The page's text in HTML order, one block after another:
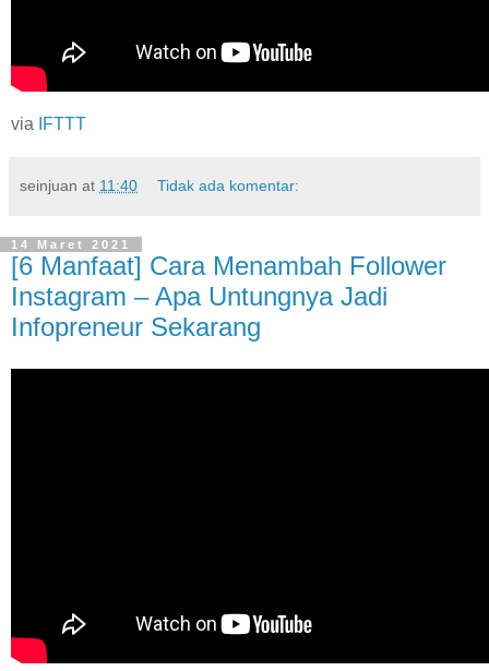
via IFTTT
seinjuan at 11:40 Tidak ada komentar:
14 Maret 2021
[6 Manfaat] Cara Menambah Follower
Instagram – Apa Untungnya Jadi
Infopreneur Sekarang